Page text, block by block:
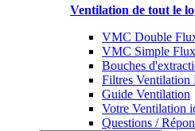
Ventilation de tout le
VMC Double
VMC Simple Flux
Bouches
Filtres
Guide Ventilation
Votre Ventilation
Questions /